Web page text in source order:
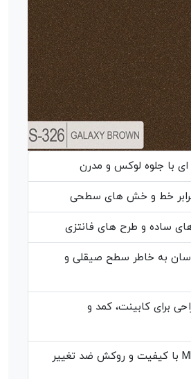
با جلوه لوکس و مدرن
خط و خش های سطحی
ساده و طرح های فانتزی
آسان به خاطر سطح صیقلی و
برای کابینت، کمد و
استفاده از مغز MDF با کیفیت و روکش ضد تغییر